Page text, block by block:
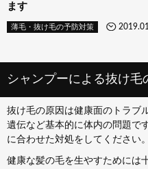
ます
薄毛・抜け毛の予防対策
シャンプーによる抜け毛
抜け毛の原因は健康面のトラブ
遺伝など基本的に体内の問題で
に合わせた対処をしてください。
健康な髪の毛を生やすためには